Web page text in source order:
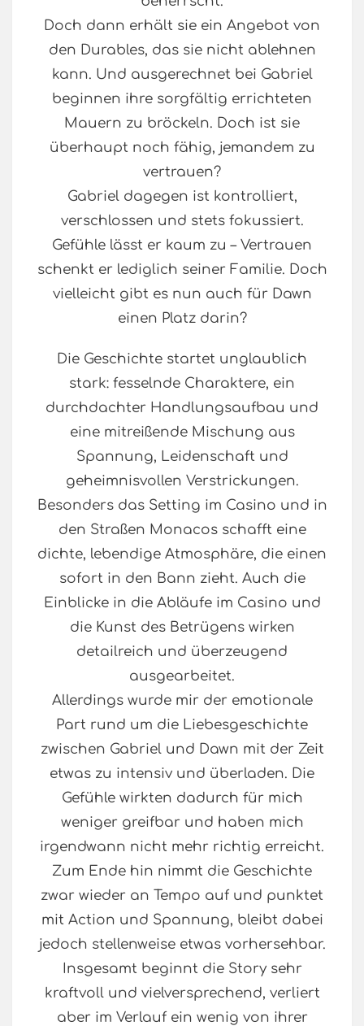
Doch dann erhält sie ein Angebot von
den Durables, das sie nicht ablehnen
kann. Und ausgerechnet bei Gabriel
beginnen ihre sorgfältig errichteten
Mauern zu bröckeln. Doch ist sie
überhaupt noch fähig, jemandem zu
vertrauen?
Gabriel dagegen ist kontrolliert,
verschlossen und stets fokussiert.
Gefühle lässt er kaum zu – Vertrauen
schenkt er lediglich seiner Familie. Doch
vielleicht gibt es nun auch für Dawn
einen Platz darin?
Die Geschichte startet unglaublich
stark: fesselnde Charaktere, ein
durchdachter Handlungsaufbau und
eine mitreißende Mischung aus
Spannung, Leidenschaft und
geheimnisvollen Verstrickungen.
Besonders das Setting im Casino und in
den Straßen Monacos schafft eine
dichte, lebendige Atmosphäre, die einen
sofort in den Bann zieht. Auch die
Einblicke in die Abläufe im Casino und
die Kunst des Betrügens wirken
detailreich und überzeugend
ausgearbeitet.
Allerdings wurde mir der emotionale
Part rund um die Liebesgeschichte
zwischen Gabriel und Dawn mit der Zeit
etwas zu intensiv und überladen. Die
Gefühle wirkten dadurch für mich
weniger greifbar und haben mich
irgendwann nicht mehr richtig erreicht.
Zum Ende hin nimmt die Geschichte
zwar wieder an Tempo auf und punktet
mit Action und Spannung, bleibt dabei
jedoch stellenweise etwas vorhersehbar.
Insgesamt beginnt die Story sehr
kraftvoll und vielversprechend, verliert
aber im Verlauf ein wenig von ihrer